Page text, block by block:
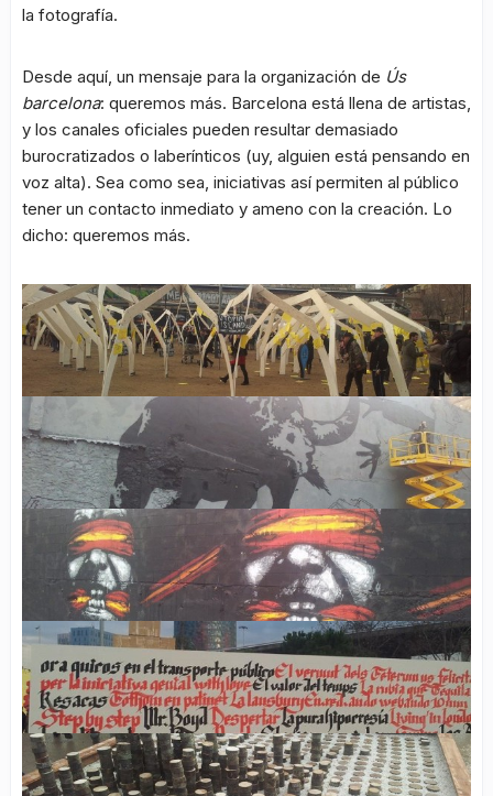
la fotografía.
Desde aquí, un mensaje para la organización de Ús
barcelona: queremos más. Barcelona está llena de artistas,
y los canales oficiales pueden resultar demasiado
burocratizados o laberínticos (uy, alguien está pensando en
voz alta). Sea como sea, iniciativas así permiten al público
tener un contacto inmediato y ameno con la creación. Lo
dicho: queremos más.